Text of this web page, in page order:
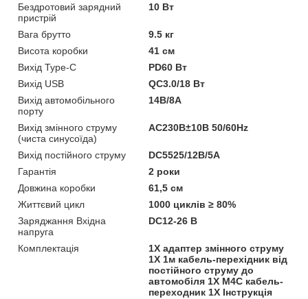
Бездротовий зарядний
пристрій
10 Вт
Вага брутто
9.5 кг
Висота коробки
41 см
Вихід Type-C
PD60 Вт
Вихід USB
QC3.0/18 Вт
Вихід автомобільного
порту
14В/8A
Вихід змінного струму
(чиста синусоїда)
AC230В±10В 50/60Hz
Вихід постійного струму
DC5525/12В/5A
Гарантія
2 роки
Довжина коробки
61,5 см
Життєвий цикл
1000 циклів ≥ 80%
Заряджання Вхідна
напруга
DC12-26 В
Комплектація
1X адаптер змінного струму
1X 1м кабель-перехідник від
постійного струму до
автомобіля 1X M4C кабель-
переходник 1X Інструкція